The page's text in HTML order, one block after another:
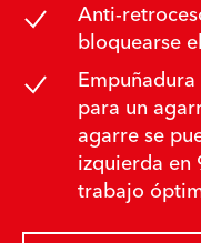
Anti-
bloquearse
para un
agarre se
izquierda en
trabajo